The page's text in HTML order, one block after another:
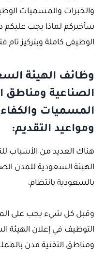
والخبرات والمسميات
سأخبركم لماذا يجب عليكم
الوظيفي كاملة وبتركيز تام
وظائف الهيئة
الصناعية ومناطق
المسميات
ومواعيد التقديم:
هناك العديد من الأسباب
الهيئة السعودية للمدن
بالسعودية بانتظام،
وقبل كل شيء يجب على
التوظيف في إعلان الهيئة
ومناطق التقنية مدن